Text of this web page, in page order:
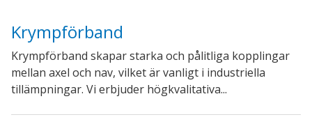
Krympförband
Krympförband skapar starka och pålitliga kopplingar
mellan axel och nav, vilket är vanligt i industriella
tillämpningar. Vi erbjuder högkvalitativa...